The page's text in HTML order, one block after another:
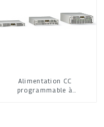
Alimentation CC
programmable à